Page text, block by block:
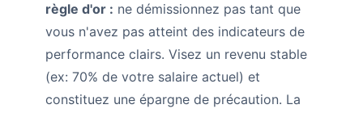
règle d'or : ne démissionnez pas tant que
vous n'avez pas atteint des indicateurs de
performance clairs. Visez un revenu stable
(ex: 70% de votre salaire actuel) et
constituez une épargne de précaution. La